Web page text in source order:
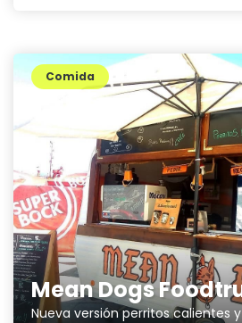
Mean Dogs
Nueva versión perritos calientes
Comida